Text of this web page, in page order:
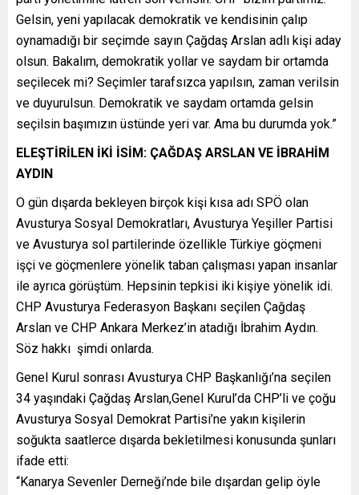
Gelsin, yeni yapılacak demokratik ve kendisinin çalıp
oynamadığı bir seçimde sayın Çağdaş Arslan adlı kişi aday
olsun. Bakalım, demokratik yollar ve saydam bir ortamda
seçilecek mi? Seçimler tarafsızca yapılsın, zaman verilsin
ve duyurulsun. Demokratik ve saydam ortamda gelsin
seçilsin başımızın üstünde yeri var. Ama bu durumda yok.”
ELEŞTİRİLEN İKİ İSİM: ÇAĞDAŞ ARSLAN VE İBRAHİM
AYDIN
O gün dışarda bekleyen birçok kişi kısa adı SPÖ olan
Avusturya Sosyal Demokratları, Avusturya Yeşiller Partisi
ve Avusturya sol partilerinde özellikle Türkiye göçmeni
işçi ve göçmenlere yönelik taban çalışması yapan insanlar
ile ayrıca görüştüm. Hepsinin tepkisi iki kişiye yönelik idi.
CHP Avusturya Federasyon Başkanı seçilen Çağdaş
Arslan ve CHP Ankara Merkez’in atadığı İbrahim Aydın.
Söz hakkı şimdi onlarda.
Genel Kurul sonrası Avusturya CHP Başkanlığı’na seçilen
34 yaşındaki Çağdaş Arslan,Genel Kurul’da CHP’li ve çoğu
Avusturya Sosyal Demokrat Partisi’ne yakın kişilerin
soğukta saatlerce dışarda bekletilmesi konusunda şunları
ifade etti:
“Kanarya Sevenler Derneği’nde bile dışardan gelip öyle